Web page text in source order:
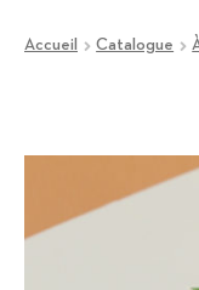
Accueil Catalogue